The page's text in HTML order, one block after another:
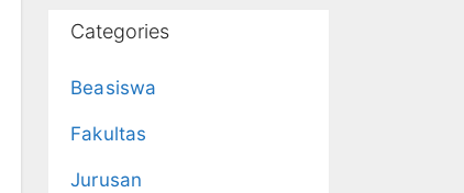
Categories
Beasiswa
Fakultas
Jurusan